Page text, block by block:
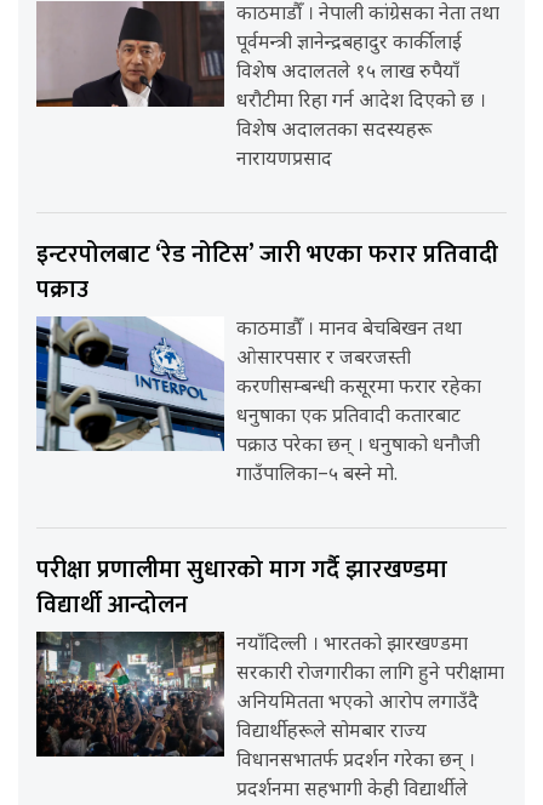
काठमाडौँ । नेपाली कांग्रेसका नेता तथा
पूर्वमन्त्री ज्ञानेन्द्रबहादुर कार्कीलाई
विशेष अदालतले १५ लाख रुपैयाँ
धरौटीमा रिहा गर्न आदेश दिएको छ ।
विशेष अदालतका सदस्यहरू
नारायणप्रसाद
इन्टरपोलबाट ‘रेड नोटिस’ जारी भएका फरार प्रतिवादी
पक्राउ
काठमाडौँ । मानव बेचबिखन तथा
ओसारपसार र जबरजस्ती
करणीसम्बन्धी कसूरमा फरार रहेका
धनुषाका एक प्रतिवादी कतारबाट
पक्राउ परेका छन् । धनुषाको धनौजी
गाउँपालिका–५ बस्ने मो.
परीक्षा प्रणालीमा सुधारको माग गर्दै झारखण्डमा
विद्यार्थी आन्दोलन
नयाँदिल्ली । भारतको झारखण्डमा
सरकारी रोजगारीका लागि हुने परीक्षामा
अनियमितता भएको आरोप लगाउँदै
विद्यार्थीहरूले सोमबार राज्य
विधानसभातर्फ प्रदर्शन गरेका छन् ।
प्रदर्शनमा सहभागी केही विद्यार्थीले